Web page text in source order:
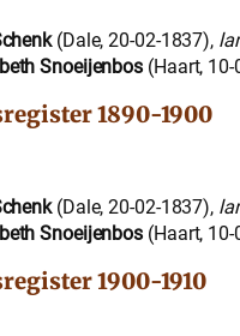
(Dale, 20-02-1837),
Snoeijenbos (Haart,
1890-1900
(Dale, 20-02-1837),
Snoeijenbos (Haart,
1900-1910